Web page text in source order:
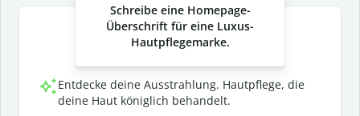
Schreibe eine Homepage-
Überschrift für eine Luxus-
Hautpflegemarke.
Entdecke deine Ausstrahlung. Hautpflege, die
deine Haut königlich behandelt.